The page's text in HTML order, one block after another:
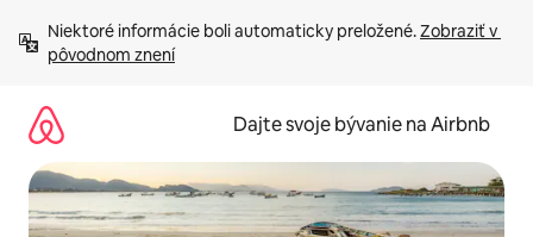
obsah.
Niektoré informácie boli automaticky preložené. Zobraziť v
pôvodnom znení
Dajte svoje bývanie na Airbnb